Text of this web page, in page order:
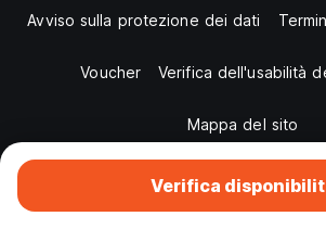
Verifica
Avviso sulla protezione dei dati
Voucher Verifica dell'usabilità
Mappa del sito